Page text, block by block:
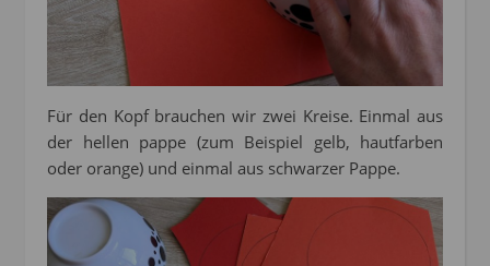
Für den Kopf brauchen wir zwei Kreise. Einmal aus
der hellen pappe (zum Beispiel gelb, hautfarben
oder orange) und einmal aus schwarzer Pappe.